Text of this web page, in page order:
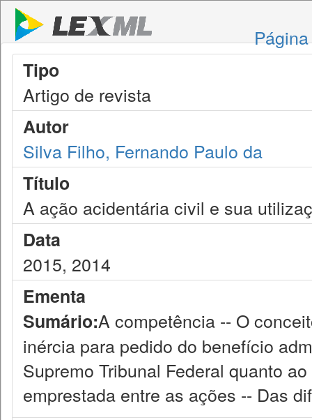
Tipo
Artigo de revista
Autor
Silva Filho, Fernando Paulo da
Título
A ação acidentária civil e sua
Data
2015, 2014
Ementa
Sumário:A competência -- O
inércia para pedido do benefício
Supremo Tribunal Federal quanto
emprestada entre as ações -- Das